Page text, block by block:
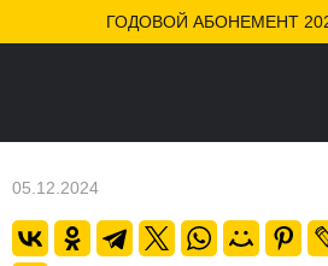
ГОДОВОЙ АБОНЕМЕНТ
05.12.2024